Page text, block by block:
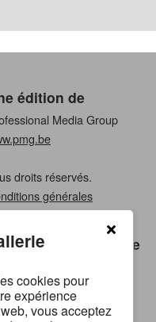
édition de
Media Group
droits réservés.
générales
une langue
cookies pour
expérience
vous acceptez